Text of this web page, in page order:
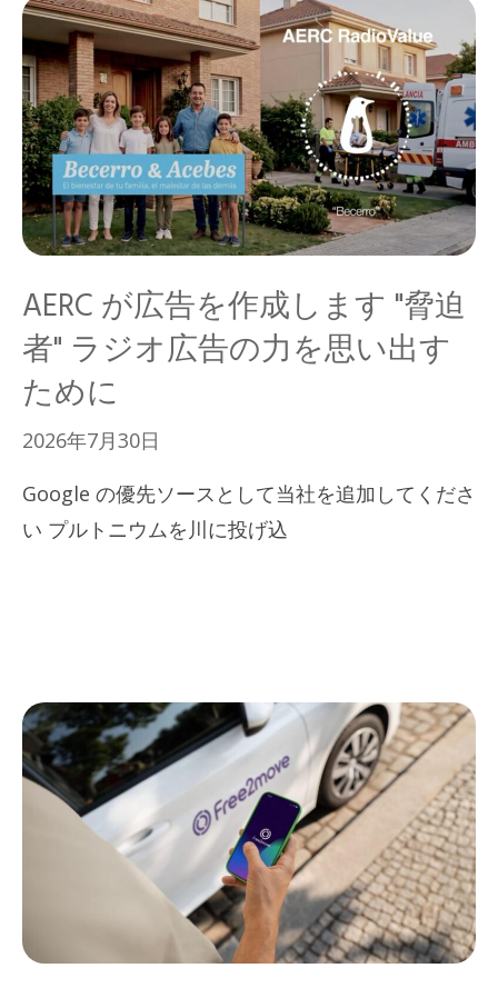
AERC が広告を作成します "脅迫
者" ラジオ広告の力を思い出す
ために
2026年7月30日
Google の優先ソースとして当社を追加してくださ
い プルトニウムを川に投げ込